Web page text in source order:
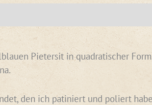
Pietersit in quadratischer
den ich patiniert und poliert